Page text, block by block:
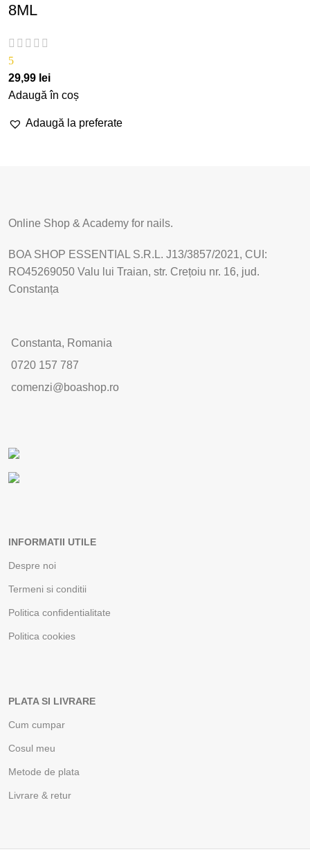
8ML
5
29,99 lei
Adaugă în coș
Adaugă la preferate
Online Shop & Academy for nails.
BOA SHOP ESSENTIAL S.R.L. J13/3857/2021, CUI:
RO45269050 Valu lui Traian, str. Crețoiu nr. 16, jud.
Constanța
Constanta, Romania
0720 157 787
comenzi@boashop.ro
INFORMATII UTILE
Despre noi
Termeni si conditii
Politica confidentialitate
Politica cookies
PLATA SI LIVRARE
Cum cumpar
Cosul meu
Metode de plata
Livrare & retur